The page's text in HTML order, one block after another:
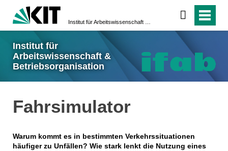
Institut für
Arbeitswissenschaft &
Betriebsorganisation
Fahrsimulator
Warum kommt es in bestimmten Verkehrssituationen
häufiger zu Unfällen? Wie stark lenkt die Nutzung eines